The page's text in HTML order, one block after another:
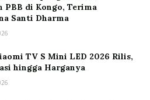
PBB di Kongo, Terima
Santi Dharma
TV S Mini LED 2026 Rilis,
hingga Harganya